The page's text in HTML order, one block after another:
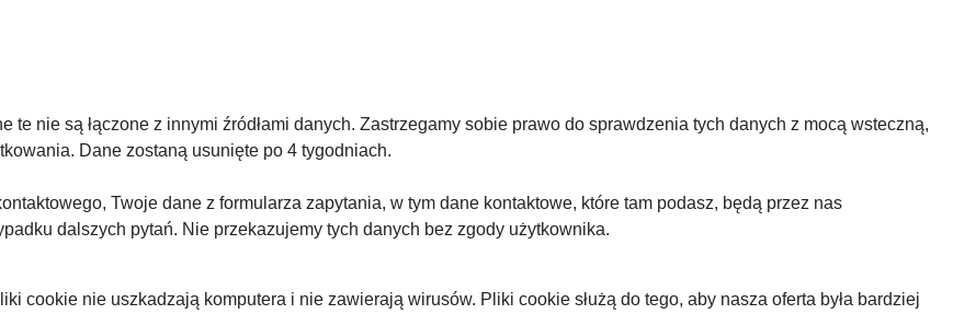
te nie są łączone z innymi źródłami danych. Zastrzegamy sobie prawo do sprawdzenia tych danych z mocą wsteczną,
Dane zostaną usunięte po 4 tygodniach.
Twoje dane z formularza zapytania, w tym dane kontaktowe, które tam podasz, będą przez nas
dalszych pytań. Nie przekazujemy tych danych bez zgody użytkownika.
cookie nie uszkadzają komputera i nie zawierają wirusów. Pliki cookie służą do tego, aby nasza oferta była bardziej